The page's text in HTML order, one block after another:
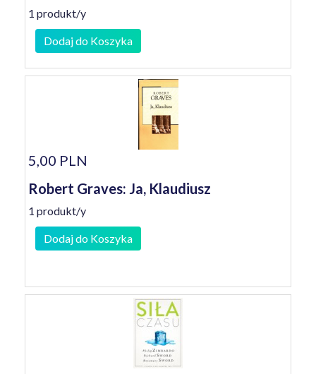
1 produkt/y
Dodaj do Koszyka
5,00 PLN
Robert Graves: Ja, Klaudiusz
1 produkt/y
Dodaj do Koszyka